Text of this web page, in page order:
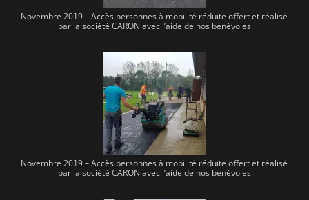
Novembre 2019 – Accès personnes à mobilité réduite offert et réalisé
par la société CARON avec l’aide de nos bénévoles
Novembre 2019 – Accès personnes à mobilité réduite offert et réalisé
par la société CARON avec l’aide de nos bénévoles